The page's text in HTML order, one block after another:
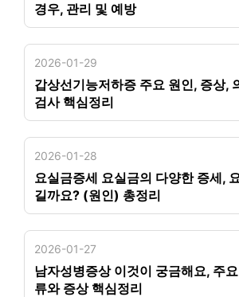
경우, 관리 및 예방
2026-01-29
갑상선기능저하증 주요 원인, 증상,
검사 핵심정리
2026-01-28
요실금증세 요실금의 다양한 증세,
길까요? (원인) 총정리
2026-01-27
남자성병증상 이것이 궁금해요, 주
류와 증상 핵심정리